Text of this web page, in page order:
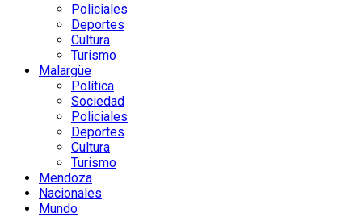
Policiales
Deportes
Cultura
Turismo
Malargüe
Política
Sociedad
Policiales
Deportes
Cultura
Turismo
Mendoza
Nacionales
Mundo